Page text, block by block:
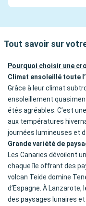
Tout savoir sur
Pourquoi choisir une
Climat ensoleillé toute
Grâce à leur climat
ensoleillement
étés agréables. C’est
aux températures
journées lumineuses et
Grande variété de
Les Canaries dévoilent
chaque île offrant des
volcan Teide domine
d’Espagne. À
des paysages lunaires